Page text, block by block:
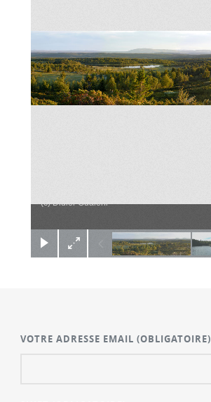
(c) Didier Gualeni
VOTRE ADRESSE EMAIL(OBLIGATOIRE)